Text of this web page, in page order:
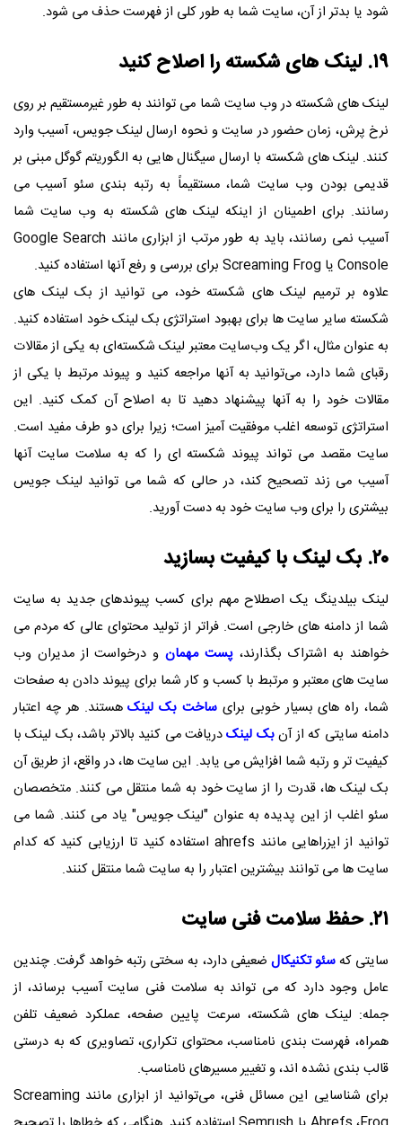
شود یا بدتر از آن، سایت شما به طور کلی از فهرست حذف می شود.
۱۹. لینک های شکسته را اصلاح کنید
لینک های شکسته در وب سایت شما می توانند به طور غیرمستقیم بر روی
نرخ پرش، زمان حضور در سایت و نحوه ارسال لینک جویس، آسیب وارد
کنند. لینک های شکسته با ارسال سیگنال هایی به الگوریتم گوگل مبنی بر
قدیمی بودن وب سایت شما، مستقیماً به رتبه بندی سئو آسیب می
رسانند. برای اطمینان از اینکه لینک های شکسته به وب سایت شما
آسیب نمی رسانند، باید به طور مرتب از ابزاری مانند Google Search
Console یا Screaming Frog برای بررسی و رفع آنها استفاده کنید.
علاوه بر ترمیم لینک های شکسته خود، می توانید از بک لینک های
شکسته سایر سایت ها برای بهبود استراتژی بک لینک خود استفاده کنید.
به عنوان مثال، اگر یک وب‌سایت معتبر لینک شکسته‌ای به یکی از مقالات
رقبای شما دارد، می‌توانید به آنها مراجعه کنید و پیوند مرتبط با یکی از
مقالات خود را به آنها پیشنهاد دهید تا به اصلاح آن کمک کنید. این
استراتژی توسعه اغلب موفقیت آمیز است؛ زیرا برای دو طرف مفید است.
سایت مقصد می تواند پیوند شکسته ای را که به سلامت سایت آنها
آسیب می زند تصحیح کند، در حالی که شما می توانید لینک جویس
بیشتری را برای وب سایت خود به دست آورید.
۲۰. بک لینک با کیفیت بسازید
لینک بیلدینگ یک اصطلاح مهم برای کسب پیوندهای جدید به سایت
شما از دامنه های خارجی است. فراتر از تولید محتوای عالی که مردم می
خواهند به اشتراک بگذارند،پست مهمان و درخواست از مدیران وب
سایت های معتبر و مرتبط با کسب و کار شما برای پیوند دادن به صفحات
شما، راه های بسیار خوبی برای ساخت بک لینکهستند. هر چه اعتبار
دامنه سایتی که از آنبک لینکدریافت می کنید بالاتر باشد، بک لینک با
کیفیت تر و رتبه شما افزایش می یابد. این سایت ها، در واقع، از طریق آن
بک لینک ها، قدرت را از سایت خود به شما منتقل می کنند. متخصصان
سئو اغلب از این پدیده به عنوان "لینک جویس" یاد می کنند. شما می
توانید از ایزراهایی مانند ahrefsاستفاده کنید تا ارزیابی کنید که کدام
سایت ها می توانند بیشترین اعتبار را به سایت شما منتقل کنند.
۲۱. حفظ سلامت فنی سایت
سایتی کهسئو تکنیکال ضعیفی دارد، به سختی رتبه خواهد گرفت. چندین
عامل وجود دارد که می تواند به سلامت فنی سایت آسیب برساند، از
جمله: لینک های شکسته، سرعت پایین صفحه، عملکرد ضعیف تلفن
همراه، فهرست بندی نامناسب، محتوای تکراری، تصاویری که به درستی
قالب بندی نشده اند، و تغییر مسیرهای نامناسب.
برای شناسایی این مسائل فنی، می‌توانید از ابزاری مانند Screaming